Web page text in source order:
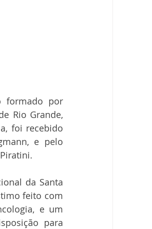
formado por
Rio Grande,
foi recebido
e pelo
da Santa
feito com
e um
para